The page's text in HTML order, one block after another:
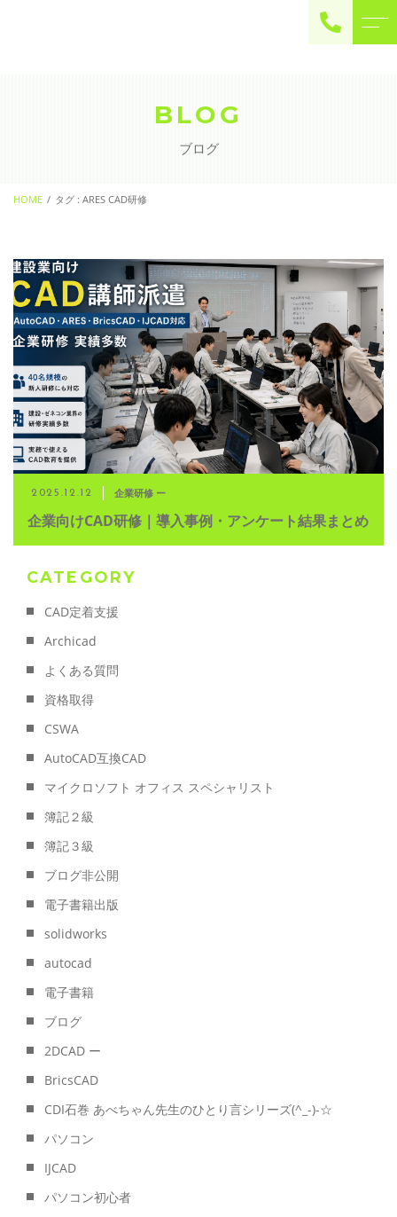
BLOG
ブログ
HOME タグ : ARES CAD研修
2025.12.12 企業研修 ー
企業向けCAD研修｜導入事例・アンケート結果まとめ
CATEGORY
CAD定着支援
Archicad
よくある質問
資格取得
CSWA
AutoCAD互換CAD
マイクロソフト オフィス スペシャリスト
簿記２級
簿記３級
ブログ非公開
電子書籍出版
solidworks
autocad
電子書籍
ブログ
2DCAD ー
BricsCAD
CDI石巻 あべちゃん先生のひとり言シリーズ(^_-)-☆
パソコン
IJCAD
パソコン初心者